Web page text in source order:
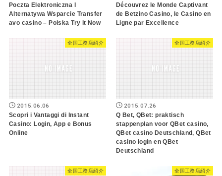
Poczta Elektroniczna I
Alternatywa Wsparcie Transfer
avo casino – Polska Try It Now
Découvrez le Monde Captivant
de Betzino Casino, le Casino en
Ligne par Excellence
全国工務店紹介
2015.06.06
Scopri i Vantaggi di Instant
Casino: Login, App e Bonus
Online
全国工務店紹介
2015.07.26
Q Bet, QBet: praktisch
stappenplan voor QBet casino,
QBet casino Deutschland, QBet
casino login en QBet
Deutschland
全国工務店紹介 全国工務店紹介